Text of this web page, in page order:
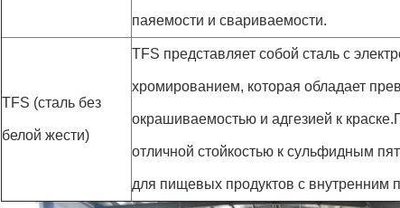
паяемости и свариваемости.
TFS (сталь без
белой жести)
TFS представляет собой сталь с
хромированием, которая обладает
окрашиваемостью и адгезией к
отличной стойкостью к сульфидным
для пищевых продуктов с внутренним